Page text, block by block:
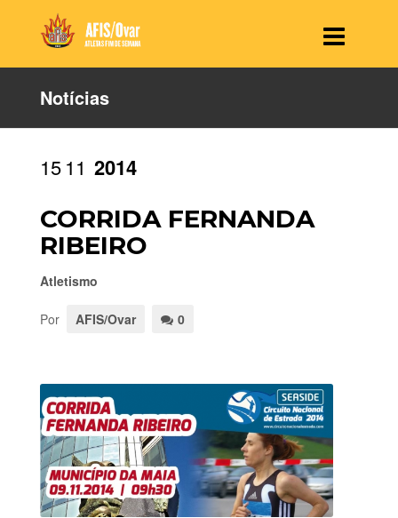
Notícias
15 11 2014
CORRIDA FERNANDA
RIBEIRO
Atletismo
Por AFIS/Ovar 0